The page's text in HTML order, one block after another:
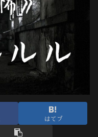
はてブ